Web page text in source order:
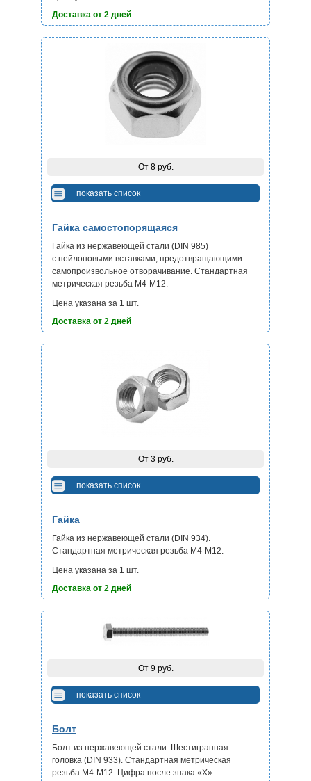
Доставка от 2 дней
Гайка самостопорящаяся
Гайка из нержавеющей стали (DIN 985)
с нейлоновыми вставками, предотвращающими
самопроизвольное отворачивание. Стандартная
метрическая резьба М4-М12.
Цена указана за 1 шт.
Доставка от 2 дней
От 8 руб.
показать список
Гайка
Гайка из нержавеющей стали (DIN 934).
Стандартная метрическая резьба М4-М12.
Цена указана за 1 шт.
Доставка от 2 дней
От 3 руб.
показать список
Болт
Болт из нержавеющей стали. Шестигранная
головка (DIN 933). Стандартная метрическая
резьба М4-М12. Цифра после знака «Х»
От 9 руб.
показать список